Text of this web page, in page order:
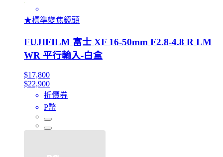
★標準變焦鏡頭
FUJIFILM 富士 XF 16-50mm F2.8-4.8 R LM
WR 平行輸入-白盒
$17,800
$22,900
折價券
P幣